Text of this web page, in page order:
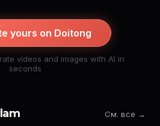
yours on Doitong
videos and images with AI in
seconds
См. все →